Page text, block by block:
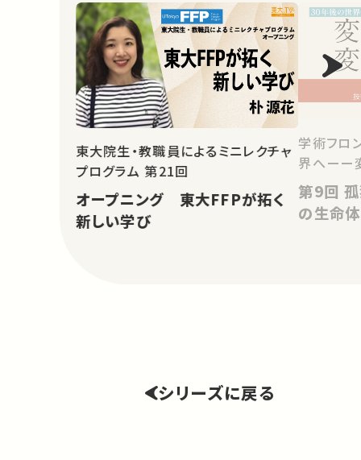
東大院生・教職員によるミニレクチャ
プログラム 第21回
オープニング 東大FFPが拓く
新しい学び
学術フロ
界へーー
第9回 孤独者の教育：技術世代
の生命
シリーズに戻る